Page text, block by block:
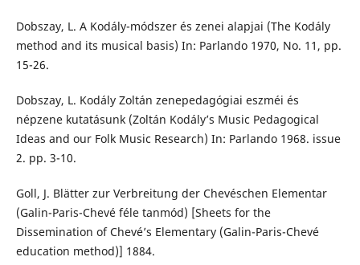
Dobszay, L. A Kodály-módszer és zenei alapjai (The Kodály
method and its musical basis) In: Parlando 1970, No. 11, pp.
15-26.
Dobszay, L. Kodály Zoltán zenepedagógiai eszméi és
népzene kutatásunk (Zoltán Kodály’s Music Pedagogical
Ideas and our Folk Music Research) In: Parlando 1968. issue
2. pp. 3-10.
Goll, J. Blätter zur Verbreitung der Chevéschen Elementar
(Galin-Paris-Chevé féle tanmód) [Sheets for the
Dissemination of Chevé’s Elementary (Galin-Paris-Chevé
education method)] 1884.